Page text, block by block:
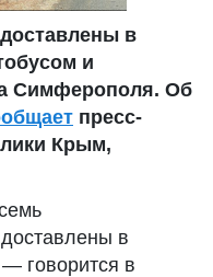
в
и
Симферополя. Об
пресс-
Крым,
в
говорится в